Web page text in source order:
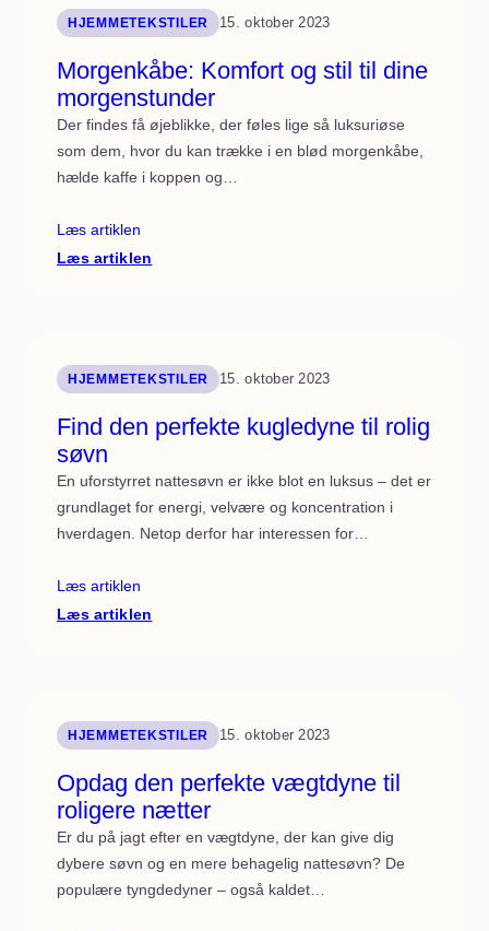
favorit
HJEMMETEKSTILER 15. oktober 2023
Morgenkåbe: Komfort og stil til dine
morgenstunder
Der findes få øjeblikke, der føles lige så luksuriøse
som dem, hvor du kan trække i en blød morgenkåbe,
hælde kaffe i koppen og…
Læs artiklen
Læs artiklen
dine
morgenstunder
HJEMMETEKSTILER 15. oktober 2023
Find den perfekte kugledyne til rolig
søvn
En uforstyrret nattesøvn er ikke blot en luksus – det er
grundlaget for energi, velvære og koncentration i
hverdagen. Netop derfor har interessen for…
Læs artiklen
Læs artiklen
rolig
søvn
HJEMMETEKSTILER 15. oktober 2023
Opdag den perfekte vægtdyne til
roligere nætter
Er du på jagt efter en vægtdyne, der kan give dig
dybere søvn og en mere behagelig nattesøvn? De
populære tyngdedyner – også kaldet…